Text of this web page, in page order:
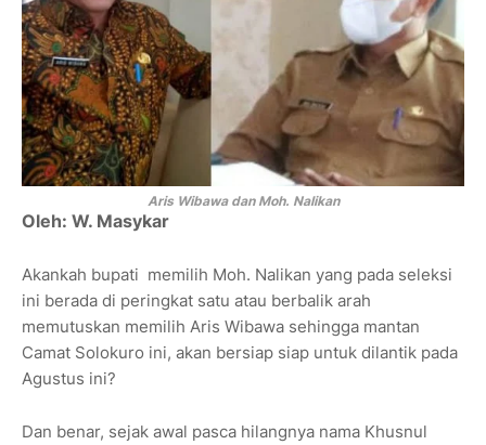
Aris Wibawa dan Moh. Nalikan
Oleh: W. Masykar
Akankah bupati memilih Moh. Nalikan yang pada seleksi
ini berada di peringkat satu atau berbalik arah
memutuskan memilih Aris Wibawa sehingga mantan
Camat Solokuro ini, akan bersiap siap untuk dilantik pada
Agustus ini?
Dan benar, sejak awal pasca hilangnya nama Khusnul